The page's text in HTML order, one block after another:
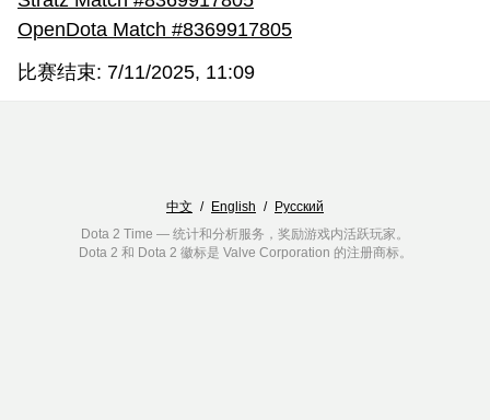
OpenDota Match #8369917805
比赛结束: 7/11/2025, 11:09
中文 / English / Русский
Dota 2 Time — 统计和分析服务，奖励游戏内活跃玩家。
Dota 2 和 Dota 2 徽标是 Valve Corporation 的注册商标。